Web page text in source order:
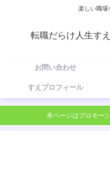
楽しい職場
転職だらけ人生す
お問い合わせ
すえプロフィール
本ページはプロモー